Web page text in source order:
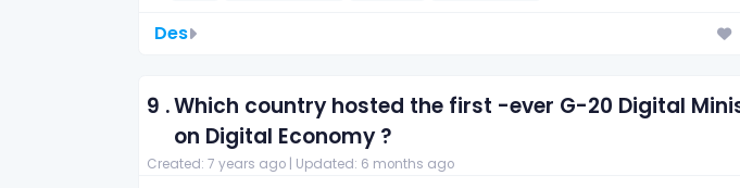
Des
9 .Which country hosted the first -ever G-20 Digital
on Digital Economy ?
Created: 7 years ago | Updated: 6 months ago